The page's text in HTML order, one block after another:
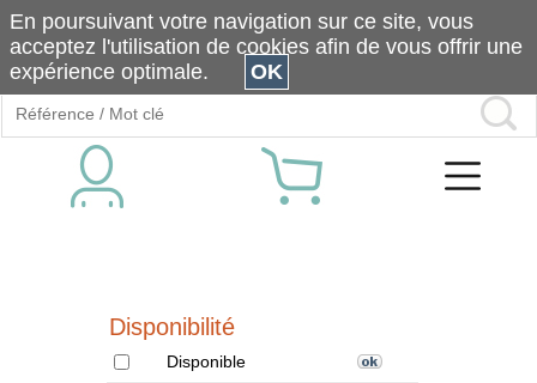
Disponibilité
Disponible
En poursuivant votre navigation sur ce site, vous
acceptez l'utilisation de cookies afin de vous offrir une
expérience optimale.
OK